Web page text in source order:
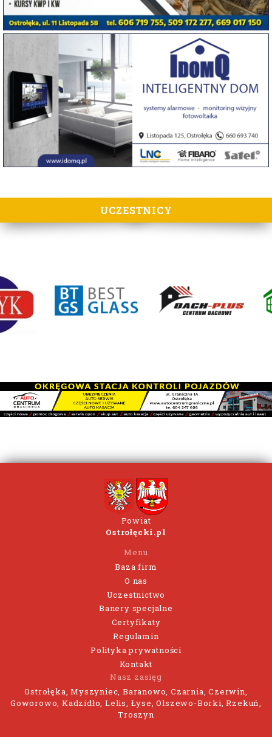
UCZESTNICY
Powiat
Ostrołęcki.pl
Menu
Baza firm
O nas
Uczestnictwo
Banery specjalne
Certyfikaty
Regulamin
Polityka prywatności
Kontakt
Nasz zasięg
Ostrołęka, Myszyniec, Baranowo, Czarnia, Czerwin,
Goworowo, Kadzidło, Lelis, Łyse, Olszewo-Borki, Rzekuń,
Troszyn